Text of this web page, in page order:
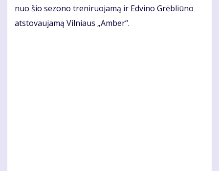
nuo šio sezono treniruojamą ir Edvino Grėbliūno
atstovaujamą Vilniaus „Amber“.